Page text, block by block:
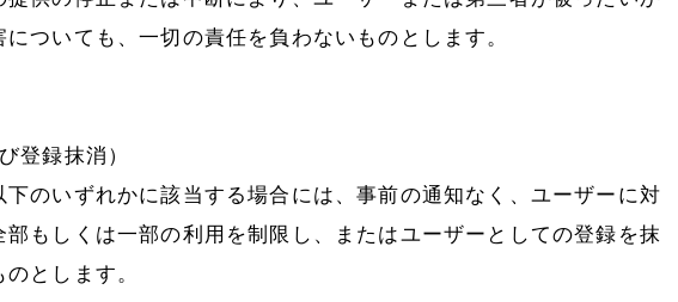
ついても、一切の責任を負わないものとします。
登録抹消）
下のいずれかに該当する場合には、事前の通知なく、ユーザーに対
部もしくは一部の利用を制限し、またはユーザーとしての登録を抹
とします。